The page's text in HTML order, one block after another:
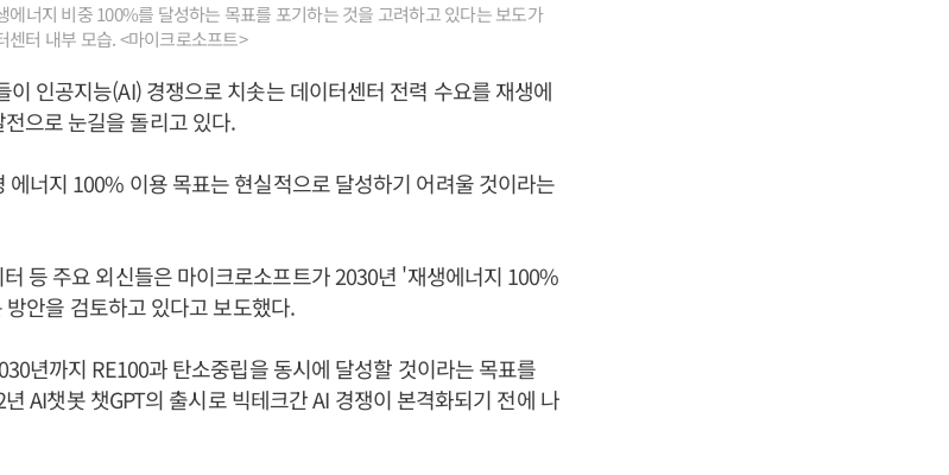
너지 비중 100%를 달성하는 목표를 포기하는 것을 고려하고 있다는 보도가
터 내부 모습. <마이크로소프트>
인공지능(AI) 경쟁으로 치솟는 데이터센터 전력 수요를 재생에
으로 눈길을 돌리고 있다.
에너지 100% 이용 목표는 현실적으로 달성하기 어려울 것이라는
등 주요 외신들은 마이크로소프트가 2030년 '재생에너지 100%
안을 검토하고 있다고 보도했다.
년까지 RE100과 탄소중립을 동시에 달성할 것이라는 목표를
AI챗봇 챗GPT의 출시로 빅테크간 AI 경쟁이 본격화되기 전에 나